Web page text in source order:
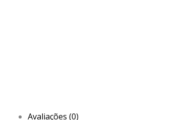
Avaliações (0)